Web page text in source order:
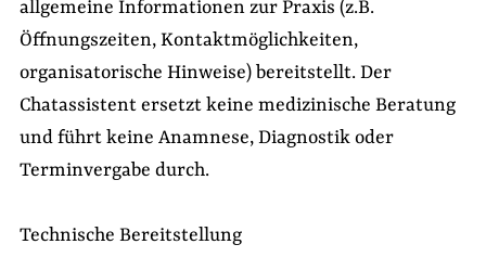
allgemeine Informationen zur Praxis (z.B.
Öffnungszeiten, Kontaktmöglichkeiten,
organisatorische Hinweise) bereitstellt. Der
Chatassistent ersetzt keine medizinische Beratung
und führt keine Anamnese, Diagnostik oder
Terminvergabe durch.
Technische Bereitstellung